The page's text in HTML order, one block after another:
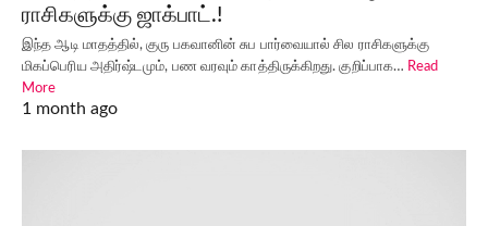
ராசிகளுக்கு ஜாக்பாட்.!
இந்த ஆடி மாதத்தில், குரு பகவானின் சுப பார்வையால் சில ராசிகளுக்கு
மிகப்பெரிய அதிர்ஷ்டமும், பண வரவும் காத்திருக்கிறது. குறிப்பாக… Read
More
1 month ago